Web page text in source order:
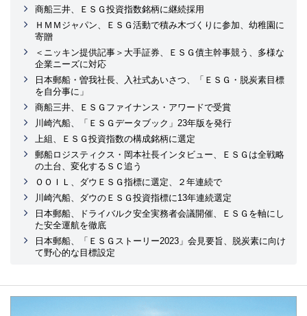
商船三井、ＥＳＧ投資指数銘柄に継続採用
ＨＭＭジャパン、ＥＳＧ活動で積み木づくりに参加、幼稚園に
寄贈
＜ニッキン提供記事＞大手証券、ＥＳＧ債主幹事競う、多様な
企業ニーズに対応
日本郵船・曽我社長、入社式あいさつ、「ＥＳＧ・脱炭素目標
を自分事に」
商船三井、ＥＳＧファイナンス・アワードで受賞
川崎汽船、「ＥＳＧデータブック」23年版を発行
上組、ＥＳＧ投資指数の構成銘柄に選定
郵船ロジスティクス・岡本社長インタビュー、ＥＳＧは全戦略
の土台、変化するＳＣ追う
ＯＯＩＬ、ダウＥＳＧ指標に選定、２年連続で
川崎汽船、ダウのＥＳＧ投資指標に13年連続選定
日本郵船、ドライバルク安全実務者会議開催、ＥＳＧを軸にし
た安全運航を徹底
日本郵船、「ＥＳＧストーリー2023」会見要旨、脱炭素に向け
て野心的な目標設定